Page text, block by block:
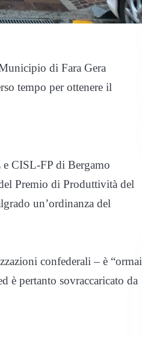
di Fara Gera
tempo per ottenere il
e CISL-FP di Bergamo
Premio di Produttività del
un’ordinanza del
confederali – è “ormai
è pertanto sovraccaricato da